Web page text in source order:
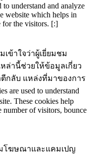
to understand and analyze
website which helps in
for the visitors. [:]
เข้าใจว่าผู้เยี่ยมชม
ล่านี้ช่วยให้ข้อมูลเกี่ยว
กลับ แหล่งที่มาของการ
are used to understand
These cookies help
of visitors, bounce
โฆษณาและแคมเปญ